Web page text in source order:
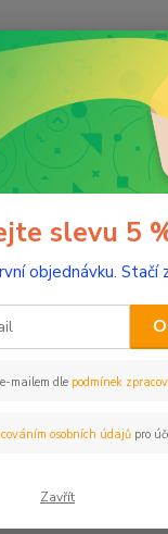
olejů
2 ml
slevu 5
objednávku. Stačí
mailem dle podmínek
osobních údajůpro
Zavřít